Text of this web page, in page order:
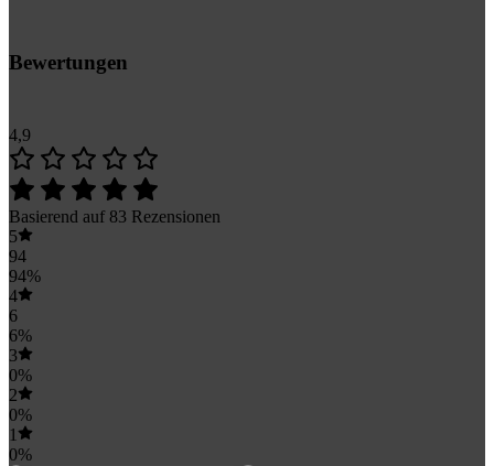
Bewertungen
4,9
Basierend auf 83 Rezensionen
5
94
94%
4
6
6%
3
0%
2
0%
1
0%